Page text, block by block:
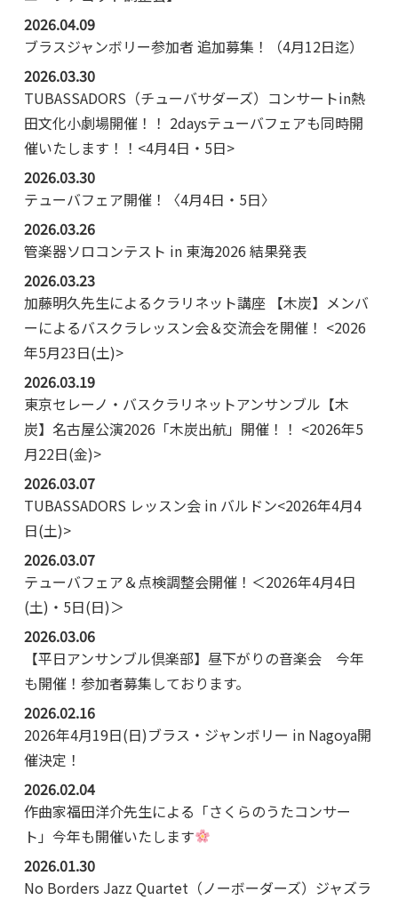
2026.04.09
ブラスジャンボリー参加者 追加募集！（4月12日迄）
2026.03.30
TUBASSADORS（チューバサダーズ）コンサートin熱
田文化小劇場開催！！ 2daysテューバフェアも同時開
催いたします！！<4月4日・5日>
2026.03.30
テューバフェア開催！〈4月4日・5日〉
2026.03.26
管楽器ソロコンテスト in 東海2026 結果発表
2026.03.23
加藤明久先生によるクラリネット講座 【木炭】メンバ
ーによるバスクラレッスン会＆交流会を開催！ <2026
年5月23日(土)>
2026.03.19
東京セレーノ・バスクラリネットアンサンブル【木
炭】名古屋公演2026「木炭出航」開催！！ <2026年5
月22日(金)>
2026.03.07
TUBASSADORS レッスン会 in バルドン<2026年4月4
日(土)>
2026.03.07
テューバフェア＆点検調整会開催！＜2026年4月4日
(土)・5日(日)＞
2026.03.06
【平日アンサンブル倶楽部】昼下がりの音楽会 今年
も開催！参加者募集しております。
2026.02.16
2026年4月19日(日)ブラス・ジャンボリー in Nagoya開
催決定！
2026.02.04
作曲家福田洋介先生による「さくらのうたコンサー
ト」今年も開催いたします
2026.01.30
No Borders Jazz Quartet（ノーボーダーズ）ジャズラ